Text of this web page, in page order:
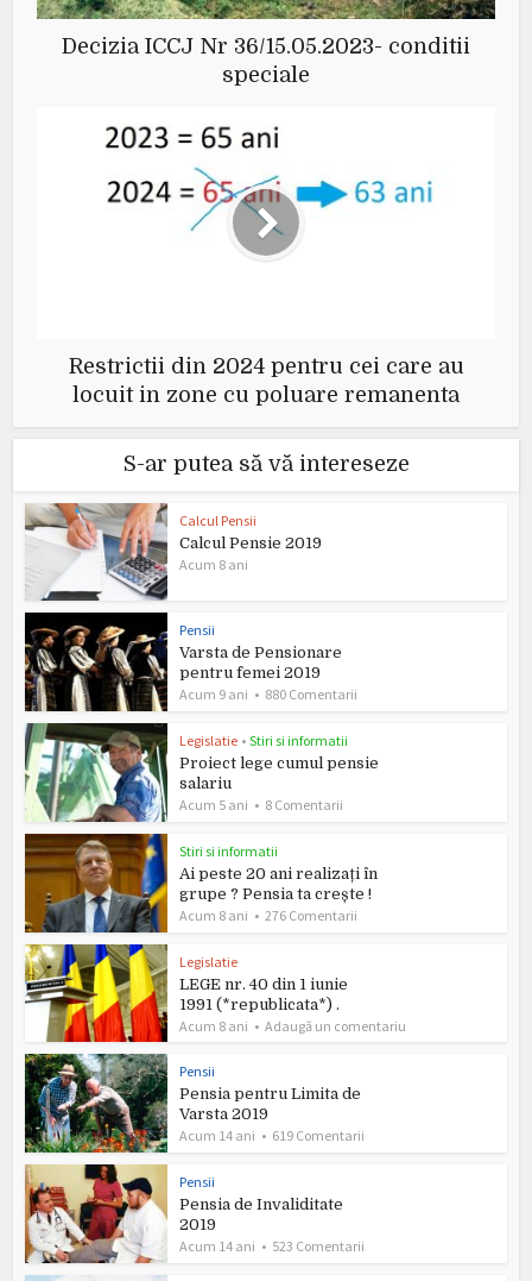
Decizia ICCJ Nr 36/15.05.2023- conditii
speciale
Restrictii din 2024 pentru cei care au
locuit in zone cu poluare remanenta
S-ar putea să vă intereseze
Calcul Pensii
Calcul Pensie 2019
Acum 8 ani
Pensii
Varsta de Pensionare
pentru femei 2019
Acum 9 ani
880 Comentarii
Legislatie • Stiri si informatii
Proiect lege cumul pensie
salariu
Acum 5 ani
8 Comentarii
Stiri si informatii
Ai peste 20 ani realizați în
grupe ? Pensia ta crește !
Acum 8 ani
276 Comentarii
Legislatie
LEGE nr. 40 din 1 iunie
1991 (*republicata*) .
Acum 8 ani
Adaugă un comentariu
Pensii
Pensia pentru Limita de
Varsta 2019
Acum 14 ani
619 Comentarii
Pensii
Pensia de Invaliditate
2019
Acum 14 ani
523 Comentarii